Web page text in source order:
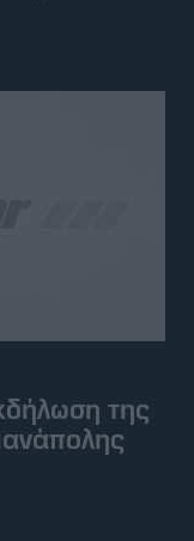
της
Network